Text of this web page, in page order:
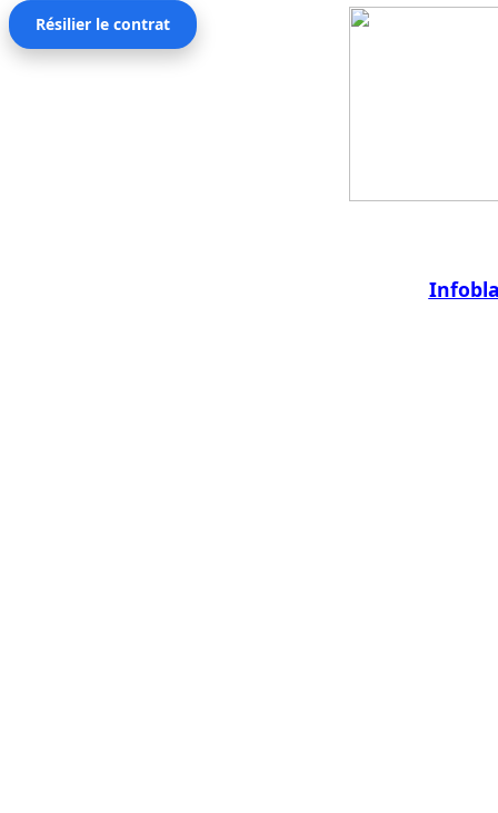
Résilier le contrat